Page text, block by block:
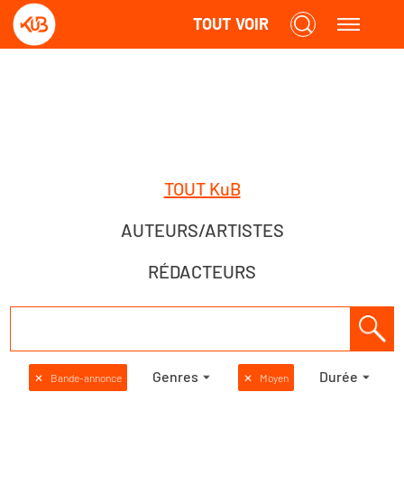
TOUT VOIR
TOUT KuB
AUTEURS/ARTISTES
RÉDACTEURS
✕ Bande-annonce Genres ✕ Moyen Durée